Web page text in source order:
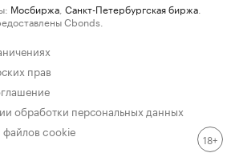
Мосбиржа Санкт-Петербургская биржа
Cbonds.
прав
обработки персональных данных
файлов cookie
18+